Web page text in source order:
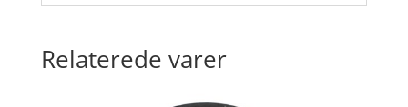
Relaterede varer